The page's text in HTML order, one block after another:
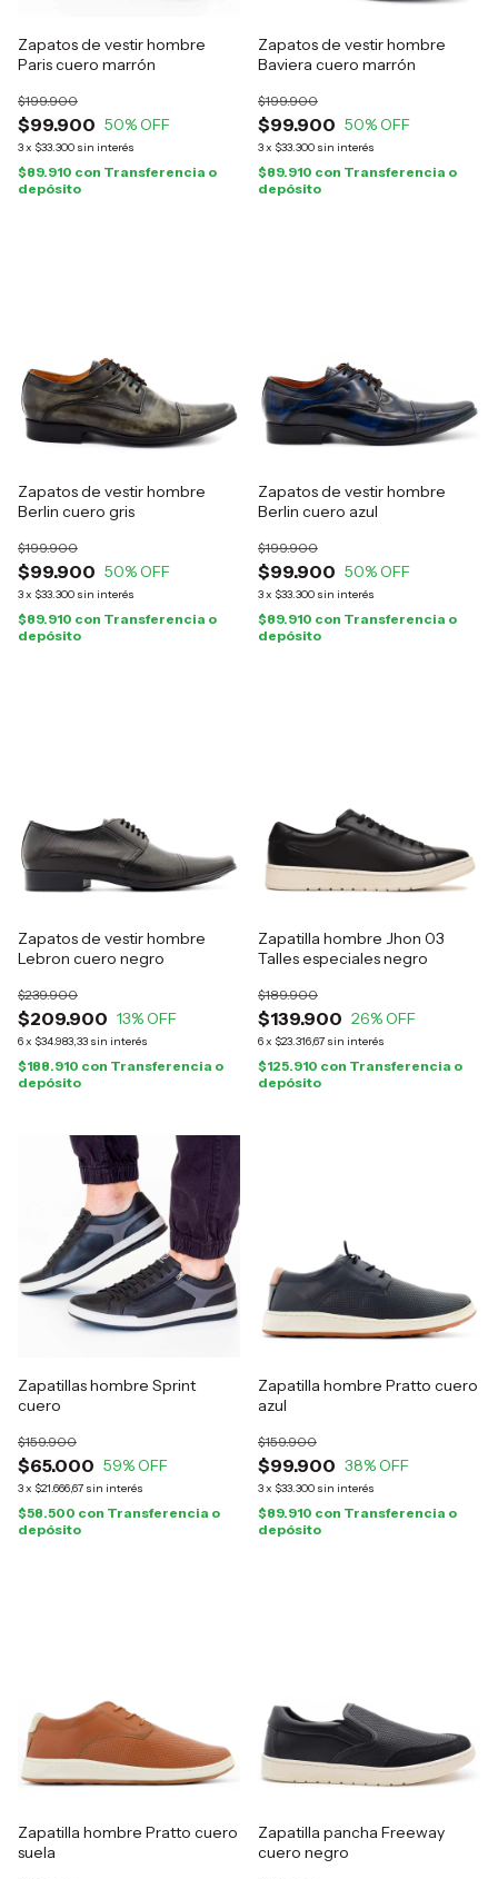
Zapatos de vestir hombre
Paris cuero marrón
$99.900
$199.900
50% OFF
3x $33.300 sin interés
$89.910 con Transferencia o
depósito
Zapatos de vestir hombre
Baviera cuero marrón
$99.900
$199.900
50% OFF
3x $33.300 sin interés
$89.910 con Transferencia o
depósito
Zapatos de vestir hombre
Berlin cuero gris
$99.900
$199.900
50% OFF
3x $33.300 sin interés
$89.910 con Transferencia o
depósito
Zapatos de vestir hombre
Berlin cuero azul
$99.900
$199.900
50% OFF
3x $33.300 sin interés
$89.910 con Transferencia o
depósito
Zapatos de vestir hombre
Lebron cuero negro
$209.900
$239.900
13% OFF
6x $34.983,33 sin interés
$188.910 con Transferencia o
depósito
Zapatilla hombre Jhon 03
Talles especiales negro
$139.900
$189.900
26% OFF
6x $23.316,67 sin interés
$125.910 con Transferencia o
depósito
Zapatillas hombre Sprint
cuero
$65.000
$159.900
59% OFF
3x $21.666,67 sin interés
$58.500 con Transferencia o
depósito
Zapatilla hombre Pratto cuero
azul
$99.900
$159.900
38% OFF
3x $33.300 sin interés
$89.910 con Transferencia o
depósito
Zapatilla hombre Pratto cuero
suela
Zapatilla pancha Freeway
cuero negro